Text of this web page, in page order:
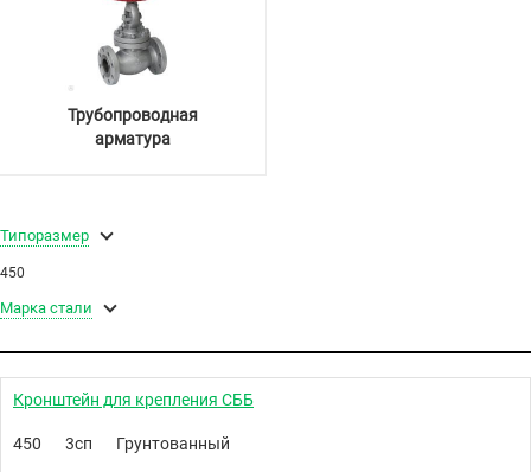
Трубопроводная
арматура
Типоразмер
450
Марка стали
Кронштейн для крепления СББ
450 3сп Грунтованный